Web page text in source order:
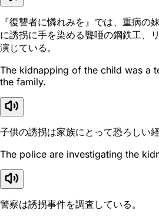
『復讐者に憐れみを』では、重病の
に誘拐に手を染める聾唖の鋼鉄工、
演じている。
The kidnapping of the child was a
the family.
子供の誘拐は家族にとって恐ろしい経
The police are investigating the
警察は誘拐事件を調査している。